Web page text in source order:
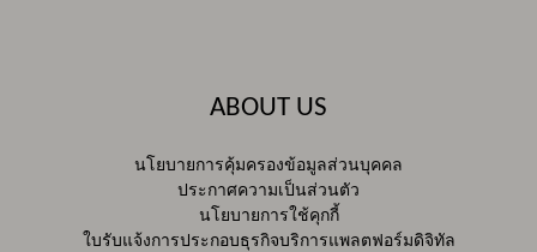
ABOUT US
นโยบายการคุ้มครองข้อมูลส่วนบุคคล
ประกาศความเป็นส่วนตัว
นโยบายการใช้คุกกี้
ใบรับแจ้งการประกอบธุรกิจบริการแพลตฟอร์มดิจิทัล